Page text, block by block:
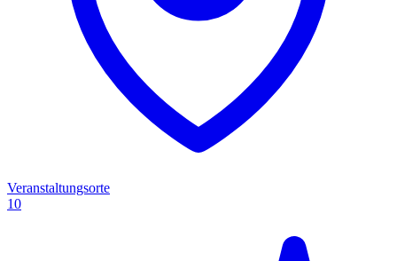
Veranstaltungsorte
10